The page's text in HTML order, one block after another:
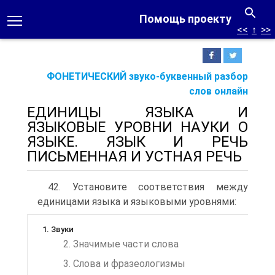
Помощь проекту
ФОНЕТИЧЕСКИЙ звуко-буквенный разбор
слов онлайн
<< ↑ >>
ЕДИНИЦЫ ЯЗЫКА И
ЯЗЫКОВЫЕ УРОВНИ НАУКИ О
ЯЗЫКЕ. ЯЗЫК И РЕЧЬ
ПИСЬМЕННАЯ И УСТНАЯ РЕЧЬ
42. Установите соответствия между
единицами языка и языко­выми уровнями:
1. Звуки
2. Значимые части слова
3. Слова и фразеологизмы